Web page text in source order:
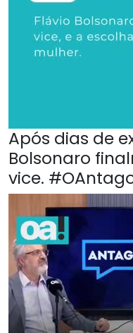
Após dias de
Bolsonaro
vice.